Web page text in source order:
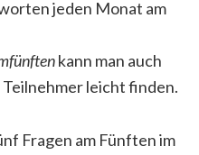
jeden Monat am
kann man auch
leicht finden.
Fragen am Fünften im